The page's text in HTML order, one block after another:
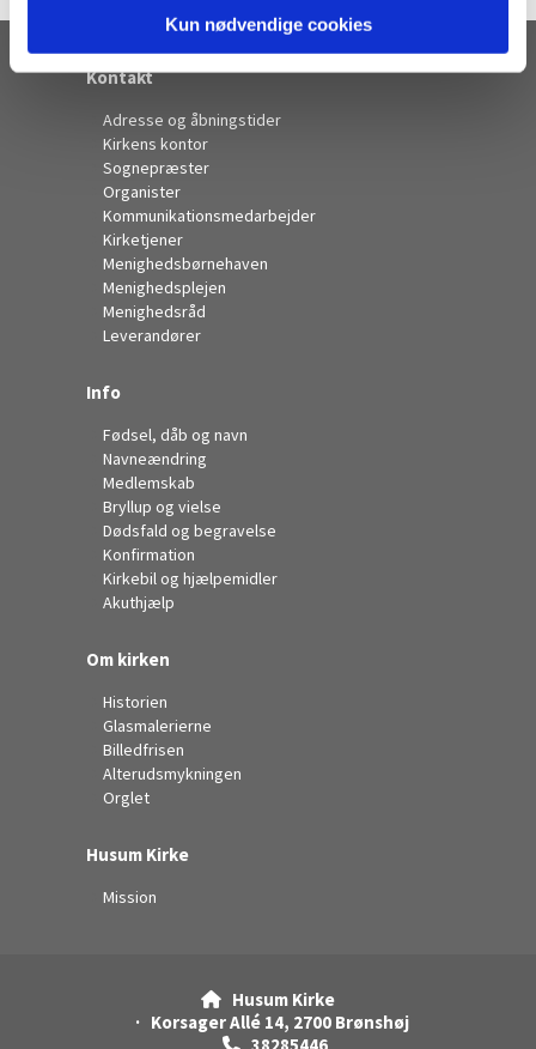
Kun nødvendige cookies
Kontakt
Adresse og åbningstider
Kirkens kontor
Sognepræster
Organister
Kommunikationsmedarbejder
Kirketjener
Menighedsbørnehaven
Menighedsplejen
Menighedsråd
Leverandører
Info
Fødsel, dåb og navn
Navneændring
Medlemskab
Bryllup og vielse
Dødsfald og begravelse
Konfirmation
Kirkebil og hjælpemidler
Akuthjælp
Om kirken
Historien
Glasmalerierne
Billedfrisen
Alterudsmykningen
Orglet
Husum Kirke
Mission

Husum Kirke
· Korsager Allé 14, 2700 Brønshøj
